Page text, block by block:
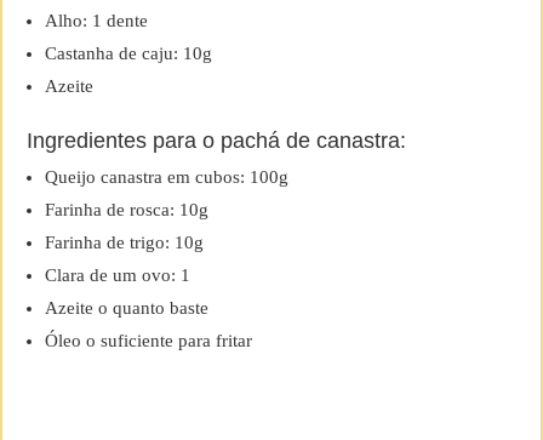
Alho: 1 dente
Castanha de caju: 10g
Azeite
Ingredientes para o pachá de canastra:
Queijo canastra em cubos: 100g
Farinha de rosca: 10g
Farinha de trigo: 10g
Clara de um ovo: 1
Azeite o quanto baste
Óleo o suficiente para fritar